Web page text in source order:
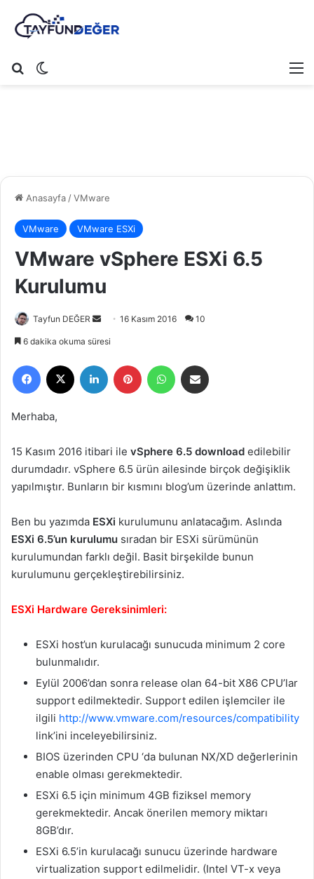
Arama yap ...
Anasayfa/VMware
VMware VMware ESXi
VMware vSphere ESXi 6.5
Kurulumu
Tayfun DEĞER
e
-
t
a
g
n
d
e
r
e
16 Kasım 2016 10
6 dakika okuma süresi
Merhaba,
15 Kasım 2016 itibari ile vSphere 6.5 download edilebilir
durumdadır. vSphere 6.5 ürün ailesinde birçok değişiklik
yapılmıştır. Bunların bir kısmını blog’um üzerinde anlattım.
Ben bu yazımda ESXi kurulumunu anlatacağım. Aslında
ESXi 6.5’un kurulumu sıradan bir ESXi sürümünün
kurulumundan farklı değil. Basit birşekilde bunun
kurulumunu gerçekleştirebilirsiniz.
ESXi Hardware Gereksinimleri:
ESXi host’un kurulacağı sunucuda minimum 2 core
bulunmalıdır.
Eylül 2006’dan sonra release olan 64-bit X86 CPU’lar
support edilmektedir. Support edilen işlemciler ile
ilgili http://www.vmware.com/resources/compatibility
link’ini inceleyebilirsiniz.
BIOS üzerinden CPU ‘da bulunan NX/XD değerlerinin
enable olması gerekmektedir.
ESXi 6.5 için minimum 4GB fiziksel memory
gerekmektedir. Ancak önerilen memory miktarı
8GB’dır.
ESXi 6.5’in kurulacağı sunucu üzerinde hardware
virtualization support edilmelidir. (Intel VT-x veya